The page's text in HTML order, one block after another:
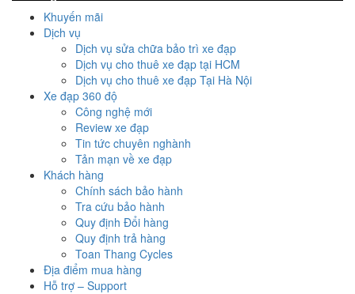
Khuyến mãi
Dịch vụ
Dịch vụ sửa chữa bảo trì xe đạp
Dịch vụ cho thuê xe đạp tại HCM
Dịch vụ cho thuê xe đạp Tại Hà Nội
Xe đạp 360 độ
Công nghệ mới
Review xe đạp
Tin tức chuyên nghành
Tản mạn về xe đạp
Khách hàng
Chính sách bảo hành
Tra cứu bảo hành
Quy định Đổi hàng
Quy định trả hàng
Toan Thang Cycles
Địa điểm mua hàng
Hỗ trợ – Support